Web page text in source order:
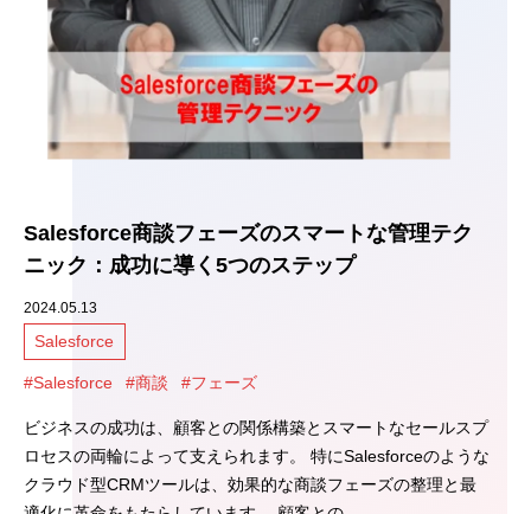
Salesforce商談フェーズのスマートな管理テク
ニック：成功に導く5つのステップ
2024.05.13
Salesforce
#Salesforce #商談 #フェーズ
ビジネスの成功は、顧客との関係構築とスマートなセールスプ
ロセスの両輪によって支えられます。 特にSalesforceのような
クラウド型CRMツールは、効果的な商談フェーズの整理と最